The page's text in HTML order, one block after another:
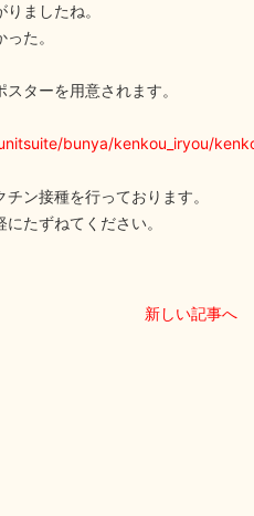
ましたね。
た。
ターを用意されます。
bunya/kenkou_iryou/
ン接種を行っております。
たずねてください。
新しい記事へ